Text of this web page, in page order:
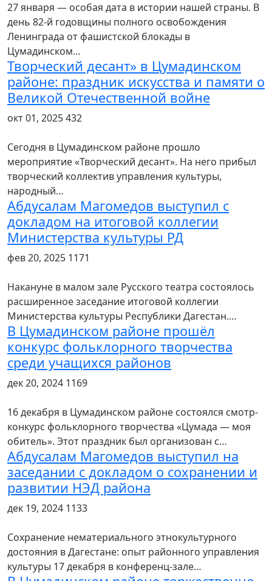
27 января — особая дата в истории нашей страны. В
день 82-й годовщины полного освобождения
Ленинграда от фашистской блокады в
Цумадинском…
Творческий десант» в Цумадинском
районе: праздник искусства и памяти о
Великой Отечественной войне
окт 01, 2025432
Сегодня в Цумадинском районе прошло
мероприятие «Творческий десант». На него прибыл
творческий коллектив управления культуры,
народный…
Абдусалам Магомедов выступил с
докладом на итоговой коллегии
Министерства культуры РД
фев 20, 2025 1171
Накануне в малом зале Русского театра состоялось
расширенное заседание итоговой коллегии
Министерства культуры Республики Дагестан.…
В Цумадинском районе прошёл
конкурс фольклорного творчества
среди учащихся районов
дек 20, 2024 1169
16 декабря в Цумадинском районе состоялся смотр-
конкурс фольклорного творчества «Цумада — моя
обитель». Этот праздник был организован с…
Абдусалам Магомедов выступил на
заседании с докладом о сохранении и
развитии НЭД района
дек 19, 2024 1133
Сохранение нематериального этнокультурного
достояния в Дагестане: опыт районного управления
культуры 17 декабря в конференц-зале…